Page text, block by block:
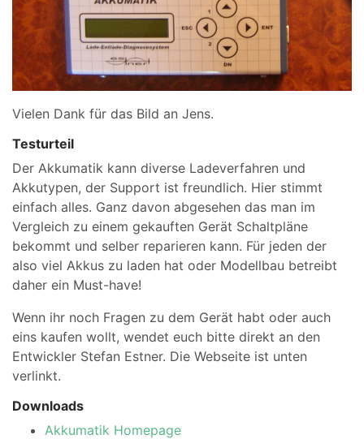
Vielen Dank für das Bild an Jens.
Testurteil
Der Akkumatik kann diverse Ladeverfahren und
Akkutypen, der Support ist freundlich. Hier stimmt
einfach alles. Ganz davon abgesehen das man im
Vergleich zu einem gekauften Gerät Schaltpläne
bekommt und selber reparieren kann. Für jeden der
also viel Akkus zu laden hat oder Modellbau betreibt
daher ein Must-have!
Wenn ihr noch Fragen zu dem Gerät habt oder auch
eins kaufen wollt, wendet euch bitte direkt an den
Entwickler Stefan Estner. Die Webseite ist unten
verlinkt.
Downloads
Akkumatik Homepage